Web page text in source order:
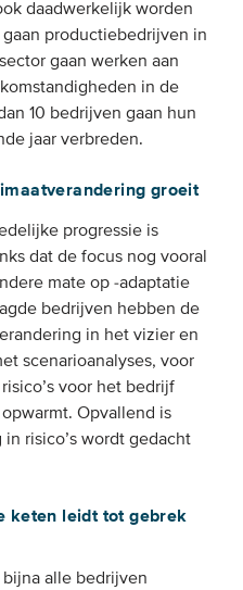
daadwerkelijk worden
productiebedrijven in
gaan werken aan
in de
10 bedrijven gaan hun
jaar verbreden.
groeit
progressie is
dat de focus nog vooral
mate op -adaptatie
bedrijven hebben de
in het vizier en
scenarioanalyses, voor
voor het bedrijf
Opvallend is
risico’s wordt gedacht
keten leidt tot gebrek
alle bedrijven